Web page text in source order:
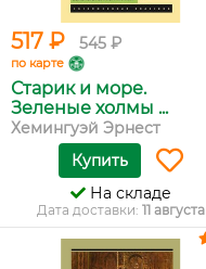
517 ₽ 545 ₽
по карте
Старик и море.
Зеленые холмы ...
Хемингуэй Эрнест
Купить
На складе
Дата доставки: 11 августа